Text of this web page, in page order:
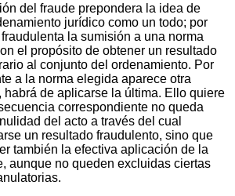
del fraude prepondera la idea de
jurídico como un todo; por
la sumisión a una norma
el propósito de obtener un resultado
al conjunto del ordenamiento. Por
a la norma elegida aparece otra
habrá de aplicarse la última. Ello quiere
correspondiente no queda
del acto a través del cual
un resultado fraudulento, sino que
también la efectiva aplicación de la
aunque no queden excluidas ciertas